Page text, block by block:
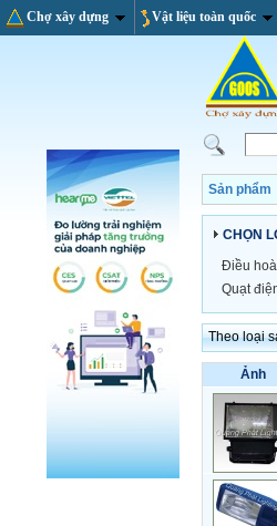
Chợ xây dựng Vật liệu toàn quốc
Sản phẩm
CHỌN
Điều
Quạt
Theo loại
Ảnh